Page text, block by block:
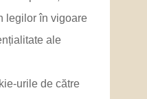
legilor în vigoare
ale
urile de către